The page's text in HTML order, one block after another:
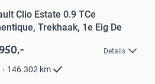
Clio Estate 0.9 TCe
Trekhaak, 1e Eig De
Details
146.302 km